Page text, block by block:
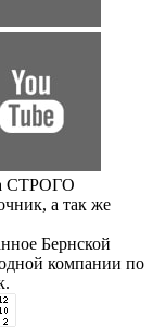
СТРОГО
а так же
Бернской
компании по